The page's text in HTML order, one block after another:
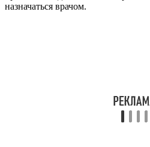
назначаться врачом.